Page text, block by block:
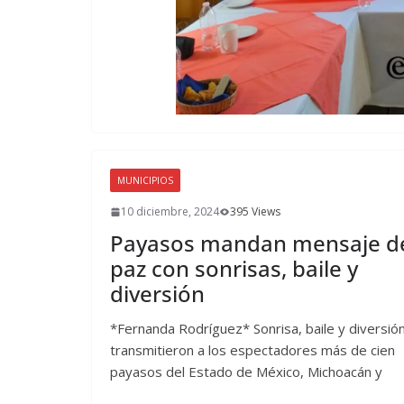
MUNICIPIOS
10 diciembre, 2024 395 Views
Payasos mandan mensaje
paz con sonrisas, baile y
diversión
*Fernanda Rodríguez* Sonrisa, baile y
transmitieron a los espectadores más de cien
payasos del Estado de México, Michoacán y